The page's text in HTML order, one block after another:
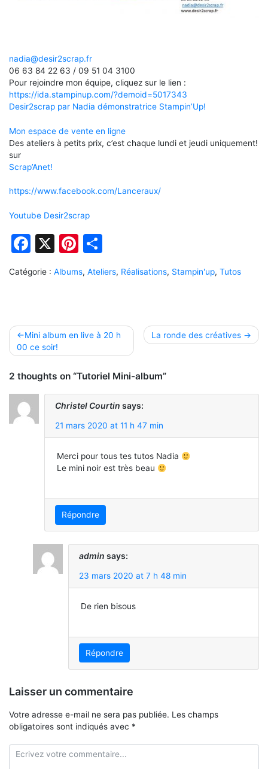
nadia@desir2scrap.fr
06 63 84 22 63 / 09 51 04 3100
Pour rejoindre mon équipe, cliquez sur le lien :
https://ida.stampinup.com/?demoid=5017343
Desir2scrap par Nadia démonstratrice Stampin’Up!
Mon espace de vente en ligne
Des ateliers à petits prix, c’est chaque lundi et jeudi uniquement!
sur
Scrap’Anet!
https://www.facebook.com/Lanceraux/
Youtube Desir2scrap
Facebook
X Pinterest
Catégorie : Albums, Ateliers, Réalisations, Stampin'up, Tutos
Navigation
de
l’article
Mini album en live à 20 h
00 ce soir!
La ronde des créatives
2 thoughts on “Tutoriel Mini-album”
Christel Courtin says:
21 mars 2020 at 11 h 47 min
Merci pour tous tes tutos Nadia
Le mini noir est très beau
Répondre
admin says:
23 mars 2020 at 7 h 48 min
De rien bisous
Répondre
Laisser un commentaire
Votre adresse e-mail ne sera pas publiée. Les champs
obligatoires sont indiqués avec *